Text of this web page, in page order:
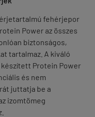
fehérjepor
Power az összes
biztonságos,
tartalmaz. A kiváló
Protein Power
és nem
juttatja be a
izomtömeg